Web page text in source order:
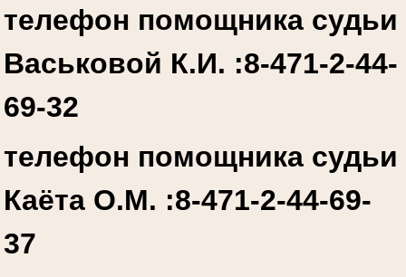
телефон помощника судьи
Васьковой К.И. :8-471-2-44-
69-32
телефон помощника судьи
Каёта О.М. :8-471-2-44-69-
37